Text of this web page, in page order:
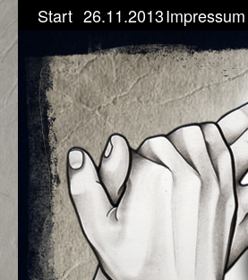
Start 26.11.2013Impressum